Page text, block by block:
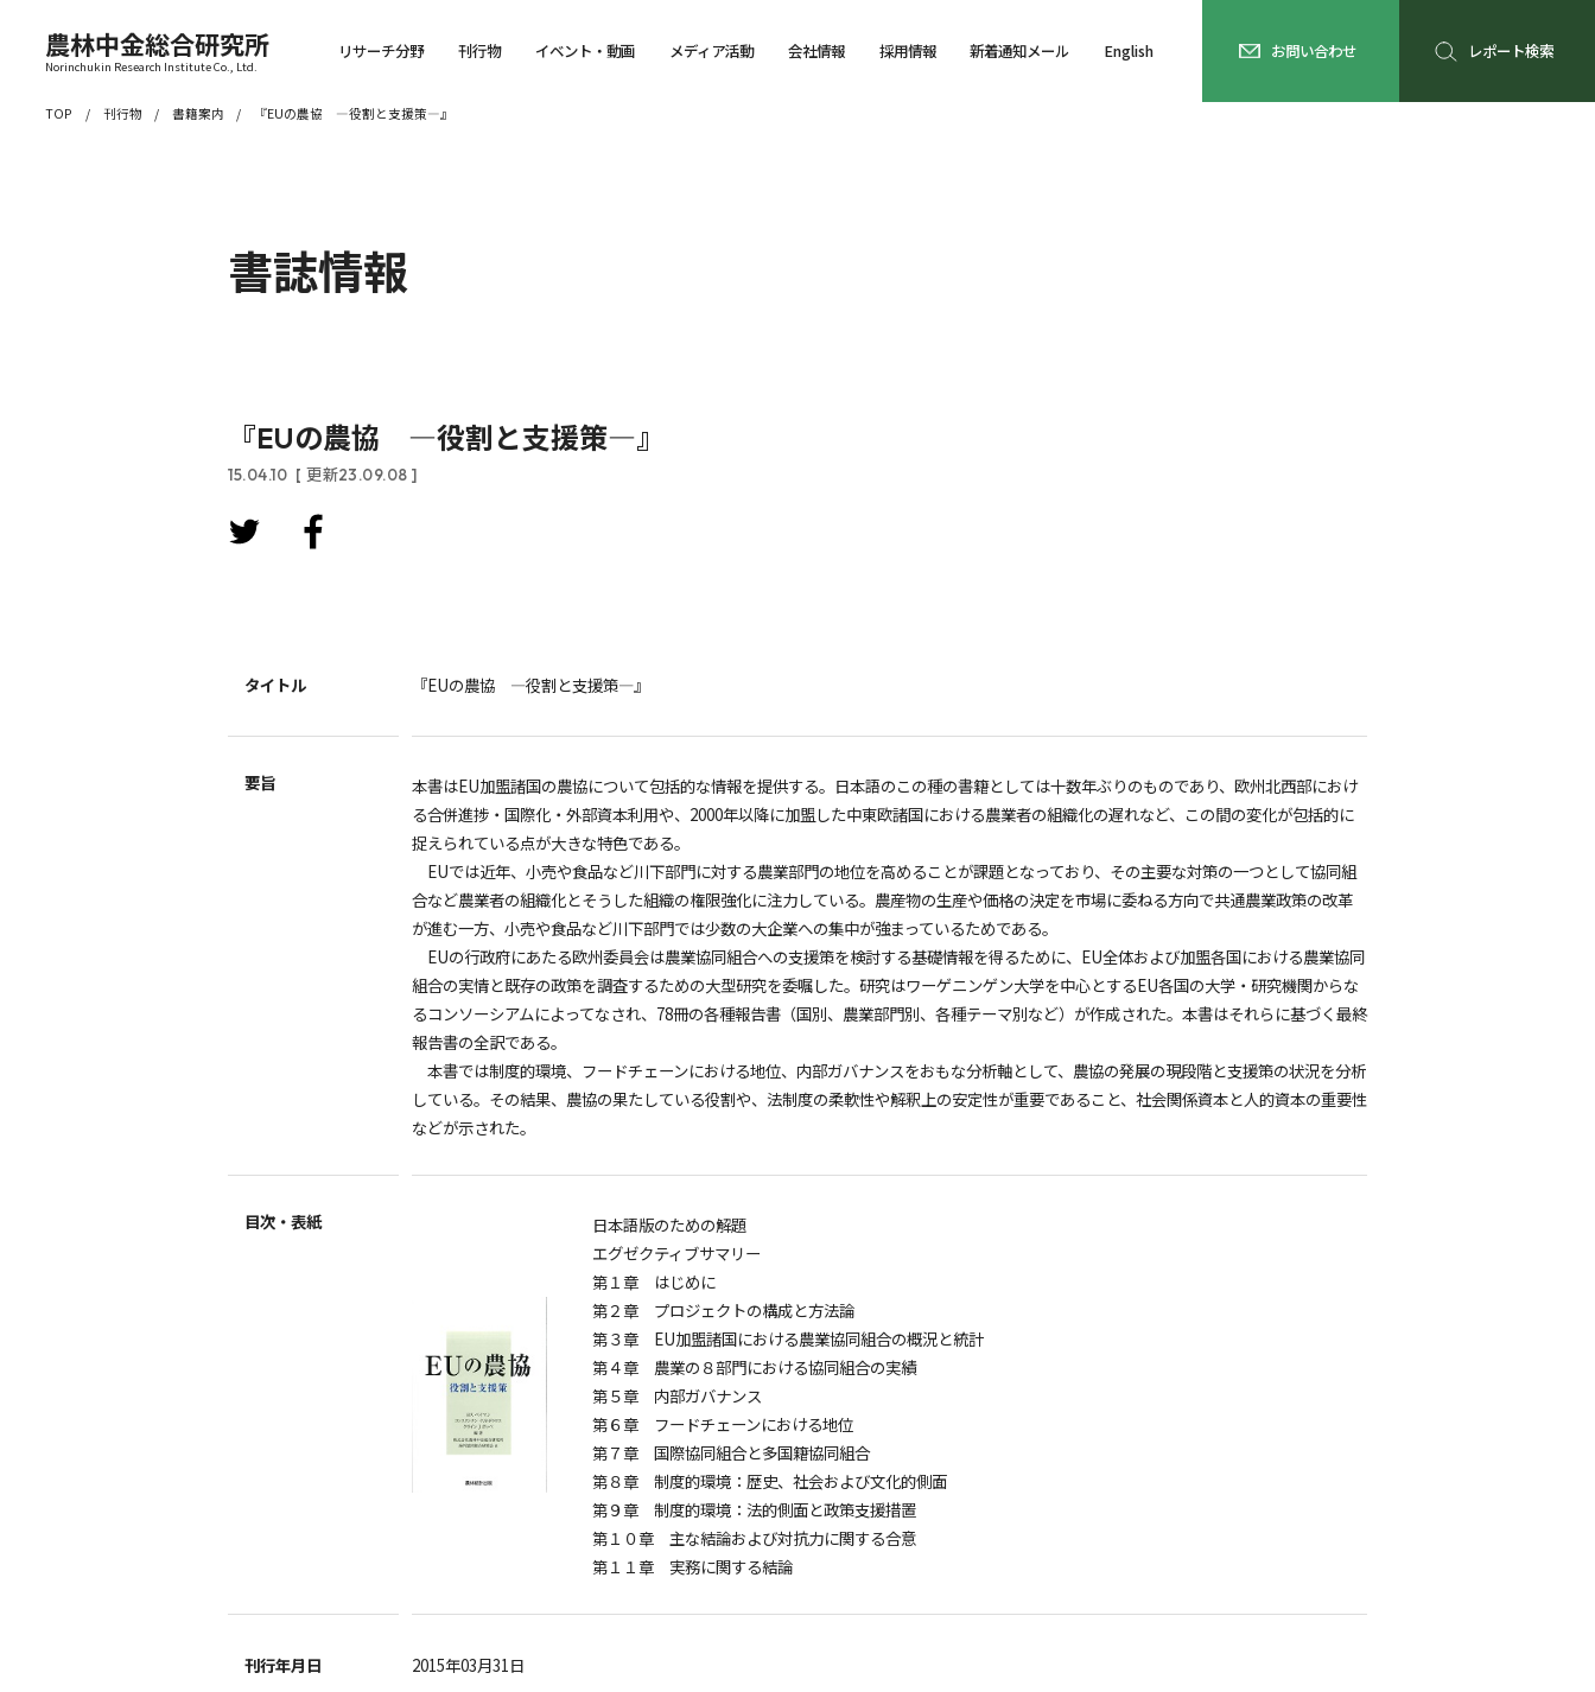
農林中金総合研究所
Norinchukin Research Institute Co., Ltd.
リサーチ分野 刊行物 イベント・動画 メディア活動 会社情報 採用情報 新着通知メール English お問い合わせ レポート検索
TOP 刊行物 書籍案内 『EUの農協 ―役割と支援策―』
書誌情報
『EUの農協 ―役割と支援策―』
15.04.10 [ 更新23.09.08 ]
タイトル 『EUの農協 ―役割と支援策―』
要旨
本書はEU加盟諸国の農協について包括的な情報を提供する。日本語のこの種の書籍としては十数年ぶりのものであり、欧州北西部におけ
る合併進捗・国際化・外部資本利用や、2000年以降に加盟した中東欧諸国における農業者の組織化の遅れなど、この間の変化が包括的に
捉えられている点が大きな特色である。
EUでは近年、小売や食品など川下部門に対する農業部門の地位を高めることが課題となっており、その主要な対策の一つとして協同組
合など農業者の組織化とそうした組織の権限強化に注力している。農産物の生産や価格の決定を市場に委ねる方向で共通農業政策の改革
が進む一方、小売や食品など川下部門では少数の大企業への集中が強まっているためである。
EUの行政府にあたる欧州委員会は農業協同組合への支援策を検討する基礎情報を得るために、EU全体および加盟各国における農業協同
組合の実情と既存の政策を調査するための大型研究を委嘱した。研究はワーゲニンゲン大学を中心とするEU各国の大学・研究機関からな
るコンソーシアムによってなされ、78冊の各種報告書（国別、農業部門別、各種テーマ別など）が作成された。本書はそれらに基づく最終
報告書の全訳である。
本書では制度的環境、フードチェーンにおける地位、内部ガバナンスをおもな分析軸として、農協の発展の現段階と支援策の状況を分析
している。その結果、農協の果たしている役割や、法制度の柔軟性や解釈上の安定性が重要であること、社会関係資本と人的資本の重要性
などが示された。
目次・表紙
日本語版のための解題
エグゼクティブサマリー
第１章 はじめに
第２章 プロジェクトの構成と方法論
第３章 EU加盟諸国における農業協同組合の概況と統計
第４章 農業の８部門における協同組合の実績
第５章 内部ガバナンス
第６章 フードチェーンにおける地位
第７章 国際協同組合と多国籍協同組合
第８章 制度的環境：歴史、社会および文化的側面
第９章 制度的環境：法的側面と政策支援措置
第１０章 主な結論および対抗力に関する合意
第１１章 実務に関する結論
刊行年月日 2015年03月31日